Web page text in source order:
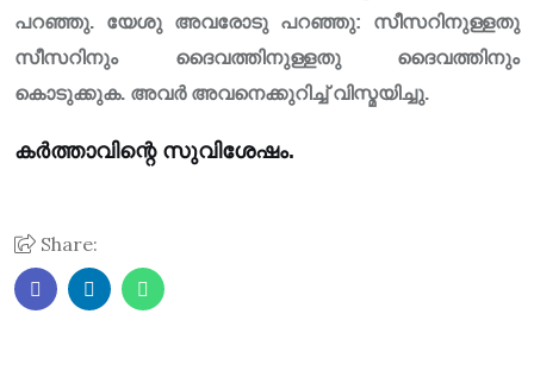
പറഞ്ഞു. യേശു അവരോടു പറഞ്ഞു: സീസറിനുള്ളതു
സീസറിനും ദൈവത്തിനുള്ളതു ദൈവത്തിനും
കൊടുക്കുക. അവർ അവനെക്കുറിച്ച് വിസ്മയിച്ചു.
കർത്താവിന്റെ സുവിശേഷം.
Share: